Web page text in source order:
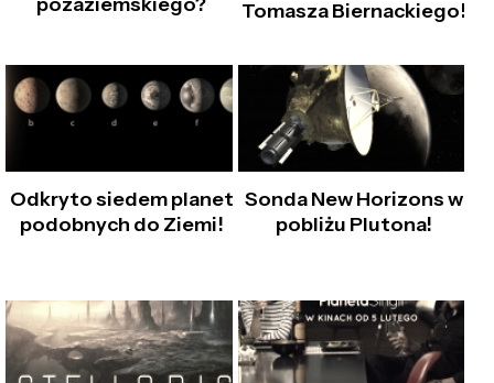
pozaziemskiego?
Tomasza Biernackiego!
Odkryto siedem planet
podobnych do Ziemi!
Sonda New Horizons w
pobliżu Plutona!